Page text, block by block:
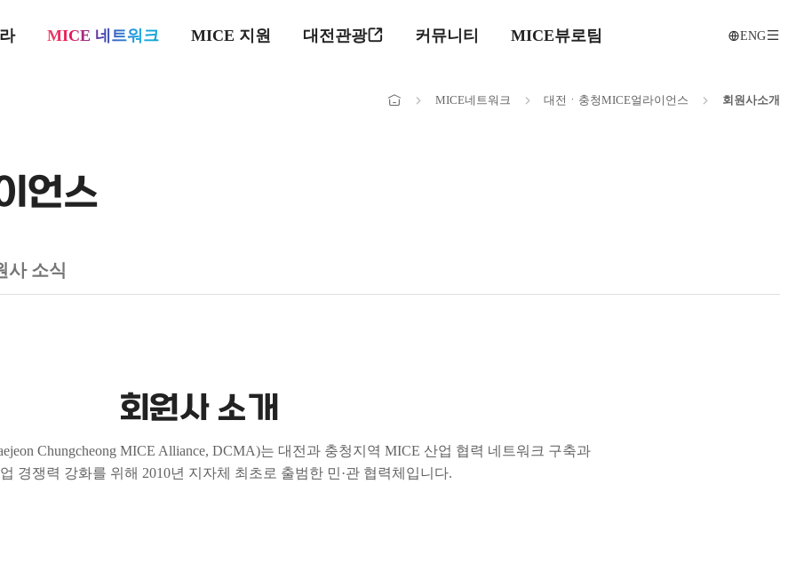
MICE 네트워크 MICE 지원 대전관광 커뮤니티 MICE뷰로팀 ENG
메인으로
MICE네트워크 대전ㆍ충청MICE얼라이언스 회원사소개
언스
사 소식
회원사 소개
Chungcheong MICE Alliance, DCMA)는 대전과 충청지역 MICE 산업 협력 네트워크 구축과
경쟁력 강화를 위해 2010년 지자체 최초로 출범한 민·관 협력체입니다.